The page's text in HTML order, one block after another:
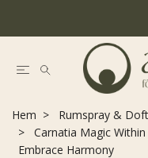
Hem
Rumspray &
Carnatia Magic
Embrace Harmony